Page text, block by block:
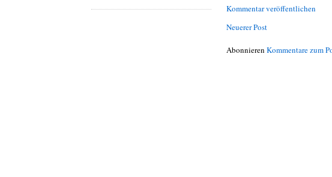
Kommentar veröffentlichen
Neuerer Post
Abonnieren Kommentare zum